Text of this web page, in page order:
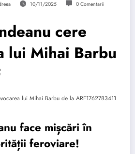
10/11/2025 0 Comentarii
cere
lui Mihai Barbu
face mișcări în
feroviare!